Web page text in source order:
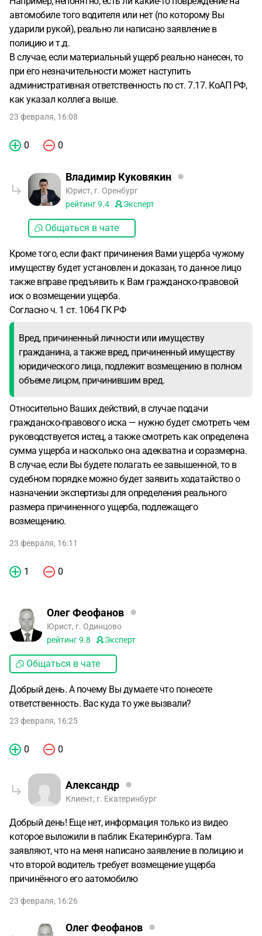
автомобиле того водителя или нет (по которому Вы
ударили рукой), реально ли написано заявление в
полицию и т.д.
В случае, если материальный ущерб реально нанесен, то
при его незначительности может наступить
административная ответственность по ст. 7.17. КоАП РФ,
как указал коллега выше.
23 февраля, 16:08
0 0
Владимир Куковякин
Юрист, г. Оренбург
рейтинг9.4 Эксперт
Общаться в чате
Кроме того, если факт причинения Вами ущерба чужому
имуществу будет установлен и доказан, то данное лицо
также вправе предъявить к Вам гражданско-правовой
иск о возмещении ущерба.
Согласно ч. 1 ст. 1064 ГК РФ
Вред, причиненный личности или имуществу
гражданина, а также вред, причиненный имуществу
юридического лица, подлежит возмещению в полном
объеме лицом, причинившим вред.
Относительно Ваших действий, в случае подачи
гражданско-правового иска — нужно будет смотреть чем
руководствуется истец, а также смотреть как определена
сумма ущерба и насколько она адекватна и соразмерна.
В случае, если Вы будете полагать ее завышенной, то в
судебном порядке можно будет заявить ходатайство о
назначении экспертизы для определения реального
размера причиненного ущерба, подлежащего
возмещению.
23 февраля, 16:11
1 0
Олег Феофанов
Юрист, г. Одинцово
рейтинг9.8 Эксперт
Общаться в чате
Добрый день. А почему Вы думаете что понесете
ответственность. Вас куда то уже вызвали?
23 февраля, 16:25
0 0
Александр
Клиент, г. Екатеринбург
Добрый день! Еще нет, информация только из видео
которое выложили в паблик Екатеринбурга. Там
заявляют, что на меня написано заявление в полицию и
что второй водитель требует возмещение ущерба
причинённого его аатомобилю
23 февраля, 16:26
Олег Феофанов